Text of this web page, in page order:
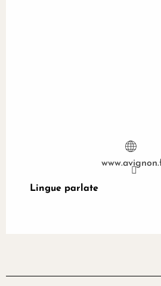
Lingue parlate
Lingue parlate